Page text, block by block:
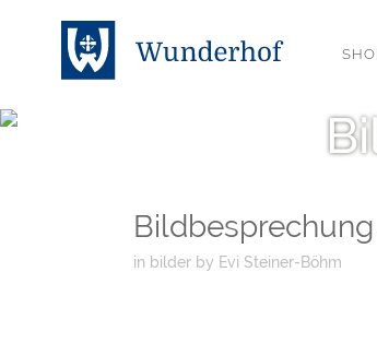
in bilder by Evi Steiner-Böhm